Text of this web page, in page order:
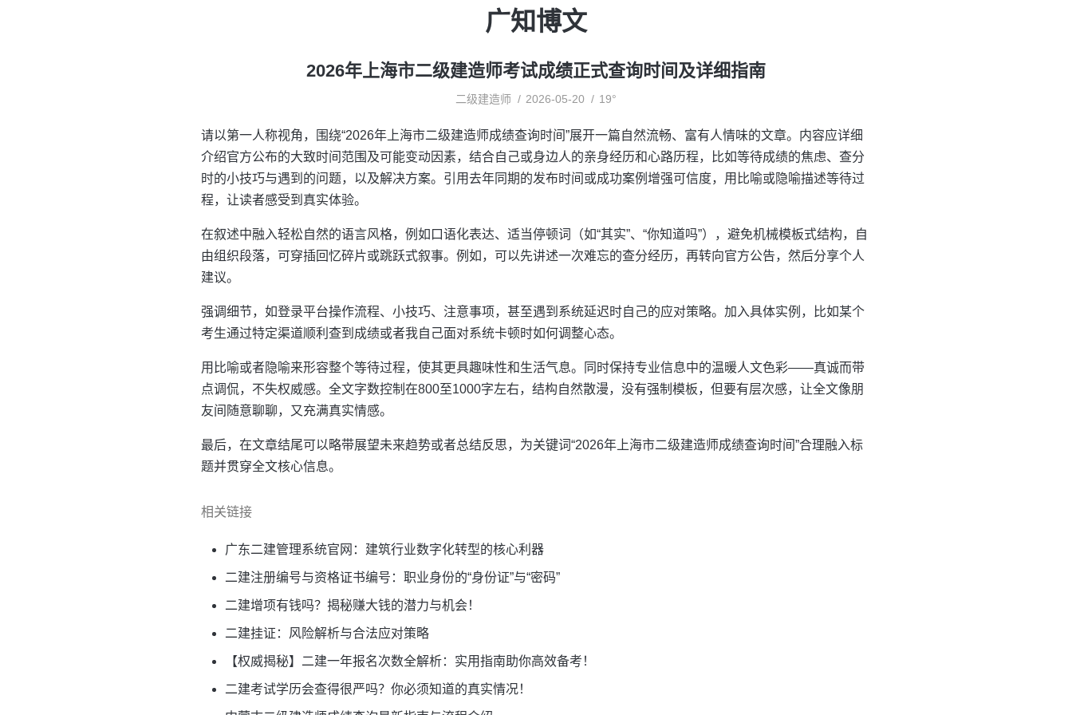
广知博文
2026年上海市二级建造师考试成绩正式查询时间及详细指南
二级建造师 2026-05-20 19°
请以第一人称视角，围绕“2026年上海市二级建造师成绩查询时间”展开一篇自然流畅、富有人情味的文章。内容应详细
介绍官方公布的大致时间范围及可能变动因素，结合自己或身边人的亲身经历和心路历程，比如等待成绩的焦虑、查分
时的小技巧与遇到的问题，以及解决方案。引用去年同期的发布时间或成功案例增强可信度，用比喻或隐喻描述等待过
程，让读者感受到真实体验。
在叙述中融入轻松自然的语言风格，例如口语化表达、适当停顿词（如“其实”、“你知道吗”），避免机械模板式结构，自
由组织段落，可穿插回忆碎片或跳跃式叙事。例如，可以先讲述一次难忘的查分经历，再转向官方公告，然后分享个人
建议。
强调细节，如登录平台操作流程、小技巧、注意事项，甚至遇到系统延迟时自己的应对策略。加入具体实例，比如某个
考生通过特定渠道顺利查到成绩或者我自己面对系统卡顿时如何调整心态。
用比喻或者隐喻来形容整个等待过程，使其更具趣味性和生活气息。同时保持专业信息中的温暖人文色彩——真诚而带
点调侃，不失权威感。全文字数控制在800至1000字左右，结构自然散漫，没有强制模板，但要有层次感，让全文像朋
友间随意聊聊，又充满真实情感。
最后，在文章结尾可以略带展望未来趋势或者总结反思，为关键词“2026年上海市二级建造师成绩查询时间”合理融入标
题并贯穿全文核心信息。
相关链接
广东二建管理系统官网：建筑行业数字化转型的核心利器
二建注册编号与资格证书编号：职业身份的“身份证”与“密码”
二建增项有钱吗？揭秘赚大钱的潜力与机会！
二建挂证：风险解析与合法应对策略
【权威揭秘】二建一年报名次数全解析：实用指南助你高效备考！
二建考试学历会查得很严吗？你必须知道的真实情况！